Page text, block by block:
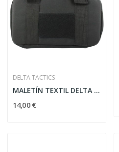
DELTA TACTICS
MALETÍN TEXTIL DELTA TACTICS PARA PISTOLA - NEGRO
14,00 €